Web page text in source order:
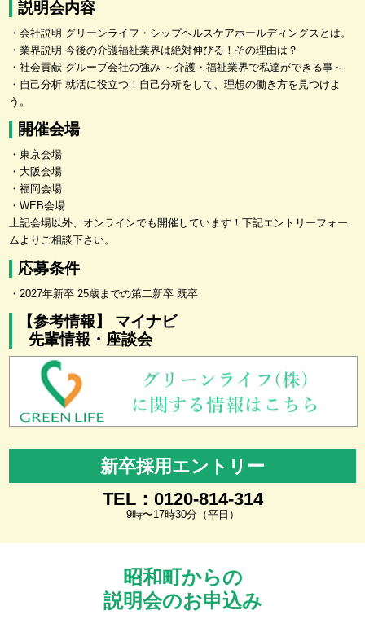
説明会内容
・会社説明 グリーンライフ・シップヘルスケアホールディングスとは。
・業界説明 今後の介護福祉業界は絶対伸びる！その理由は？
・社会貢献 グループ会社の強み ～介護・福祉業界で私達ができる事～
・自己分析 就活に役立つ！自己分析をして、理想の働き方を見つけよ
う。
開催会場
・東京会場
・大阪会場
・福岡会場
・WEB会場
上記会場以外、オンラインでも開催しています！下記エントリーフォー
ムよりご相談下さい。
応募条件
・2027年新卒 25歳までの第二新卒 既卒
【参考情報】 マイナビ
先輩情報・座談会
新卒採用エントリー
TEL：0120-814-314
9時〜17時30分（平日）
昭和町からの
説明会のお申込み